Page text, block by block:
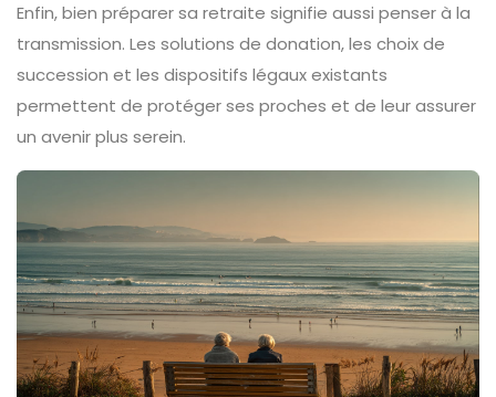
Enfin, bien préparer sa retraite signifie aussi penser à la
transmission. Les solutions de donation, les choix de
succession et les dispositifs légaux existants
permettent de protéger ses proches et de leur assurer
un avenir plus serein.